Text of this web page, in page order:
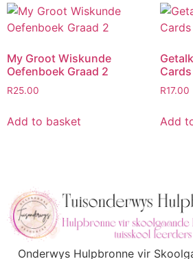
My Groot Wiskunde
Oefenboek Graad 2
R25.00
Add to basket
Cards
R17.00
Add
Onderwys Hulpbronne vir